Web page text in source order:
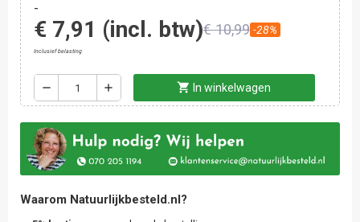
-
€ 7,91 (incl. btw)€ 10,99 -28%
Inclusief belasting
remove add shopping_cart In winkelwagen
Waarom Natuurlijkbesteld.nl?